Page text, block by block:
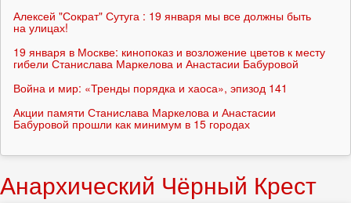
Алексей "Сократ" Сутуга : 19 января мы все должны быть
на улицах!
19 января в Москве: кинопоказ и возложение цветов к месту
гибели Станислава Маркелова и Анастасии Бабуровой
Война и мир: «Тренды порядка и хаоса», эпизод 141
Акции памяти Станислава Маркелова и Анастасии
Бабуровой прошли как минимум в 15 городах
Анархический Чёрный Крест